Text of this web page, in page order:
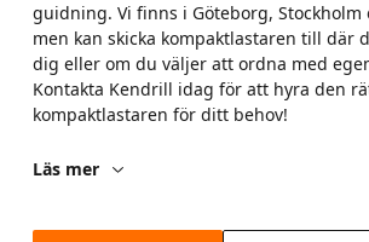
guidning. Vi finns i Göteborg, Stockholm
men kan skicka kompaktlastaren till där
dig eller om du väljer att ordna med
Kontakta Kendrill idag för att hyra den
kompaktlastaren för ditt behov!
Läs mer